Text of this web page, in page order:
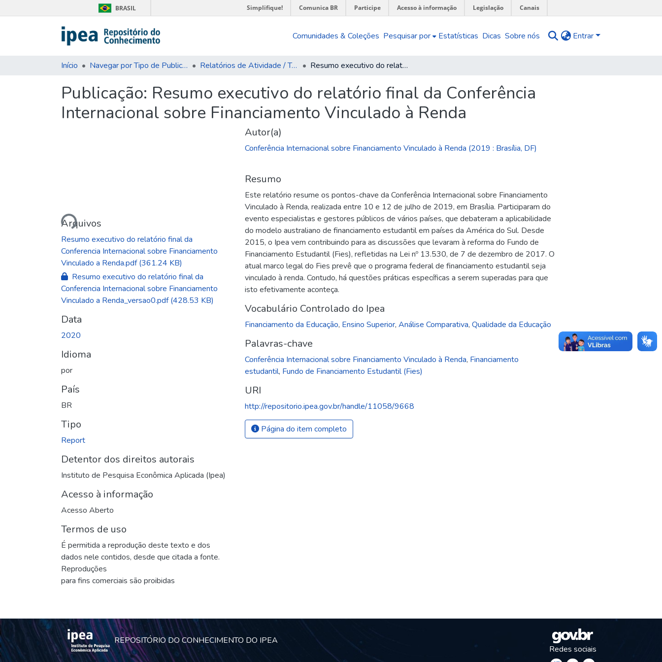
BRASIL Simplifique! Comunica BR Participe Acesso à informação Legislação Canais
Comunidades & Coleções Pesquisar por Estatísticas Dicas Sobre nós Entrar
Início Navegar por Tipo de Publicação Relatórios de Atividade / Técnicos Resumo executivo do relatório final da Conferência Internacional sobre Financiamento Vinculado à Renda
Publicação: Resumo executivo do relatório final da Conferência
Internacional sobre Financiamento Vinculado à Renda
Carregando...
Arquivos
Resumo executivo do relatório final da
Conferencia Internacional sobre Financiamento
Vinculado a Renda.pdf(361.24 KB)
Resumo executivo do relatório final da
Conferencia Internacional sobre Financiamento
Vinculado a Renda_versao0.pdf(428.53 KB)
Data
2020
Idioma
por
País
BR
Tipo
Report
Detentor dos direitos autorais
Instituto de Pesquisa Econômica Aplicada (Ipea)
Acesso à informação
Acesso Aberto
Termos de uso
É permitida a reprodução deste texto e dos
dados nele contidos, desde que citada a fonte.
Reproduções
para fins comerciais são proibidas
Autor(a)
Conferência Internacional sobre Financiamento Vinculado à Renda (2019 : Brasília, DF)
Resumo
Este relatório resume os pontos-chave da Conferência Internacional sobre Financiamento
Vinculado à Renda, realizada entre 10 e 12 de julho de 2019, em Brasília. Participaram do
evento especialistas e gestores públicos de vários países, que debateram a aplicabilidade
do modelo australiano de financiamento estudantil em países da América do Sul. Desde
2015, o Ipea vem contribuindo para as discussões que levaram à reforma do Fundo de
Financiamento Estudantil (Fies), refletidas na Lei nº 13.530, de 7 de dezembro de 2017. O
atual marco legal do Fies prevê que o programa federal de financiamento estudantil seja
vinculado à renda. Contudo, há questões práticas específicas a serem superadas para que
isto efetivamente aconteça.
Vocabulário Controlado do Ipea
Financiamento da Educação, Ensino Superior,Análise Comparativa,Qualidade da Educação
Palavras-chave
Conferência Internacional sobre Financiamento Vinculado à Renda, Financiamento
estudantil, Fundo de Financiamento Estudantil (Fies)
URI
http://repositorio.ipea.gov.br/handle/11058/9668
Página do item completo
REPOSITÓRIO DO CONHECIMENTO DO IPEA
Redes sociais